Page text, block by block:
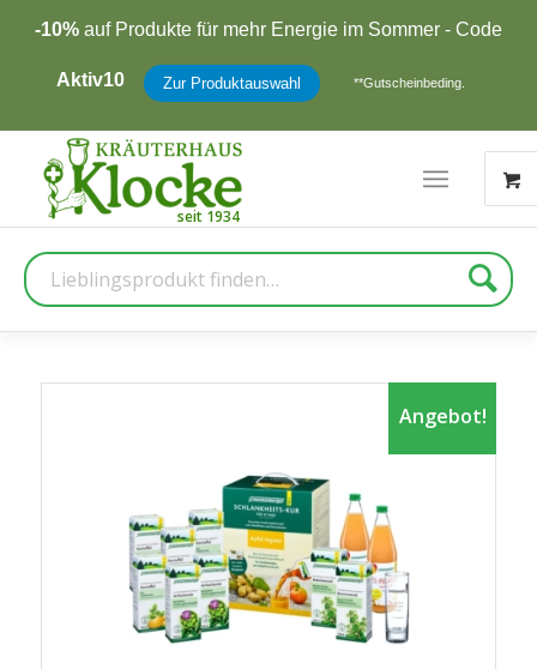
-10%auf Produkte für mehr Energie im Sommer - Code
Aktiv10 Zur Produktauswahl **Gutscheinbeding.
Suche
Angebot!